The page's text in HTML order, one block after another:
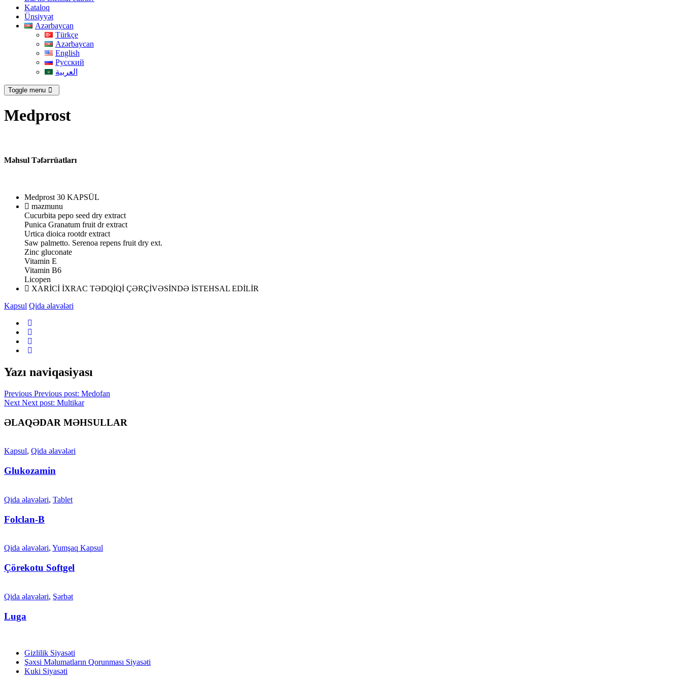
Kataloq
Ünsiyyət
Azərbaycan
Türkçe
Azərbaycan
English
Русский
العربية
Toggle menu
Medprost
Məhsul Təfərrüatları
Medprost 30 KAPSÜL
məzmunu
Cucurbita pepo seed dry extract
Punica Granatum fruit dr extract
Urtica dioica rootdr extract
Saw palmetto. Serenoa repens fruit dry ext.
Zinc gluconate
Vitamin E
Vitamin B6
Licopen
XARİCİ İXRAC TƏDQİQİ ÇƏRÇİVƏSİNDƏ İSTEHSAL EDİLİR
Kapsul Qida əlavələri
Yazı naviqasiyası
Previous Previous post: Medofan
Next Next post: Multikar
ƏLAQƏDAR MƏHSULLAR
Kapsul, Qida əlavələri
Glukozamin
Qida əlavələri, Tablet
Folclan-B
Qida əlavələri, Yumşaq Kapsul
Çörekotu Softgel
Qida əlavələri, Şərbət
Luga
Gizlilik Siyasəti
Şəxsi Məlumatların Qorunması Siyasəti
Kuki Siyasəti